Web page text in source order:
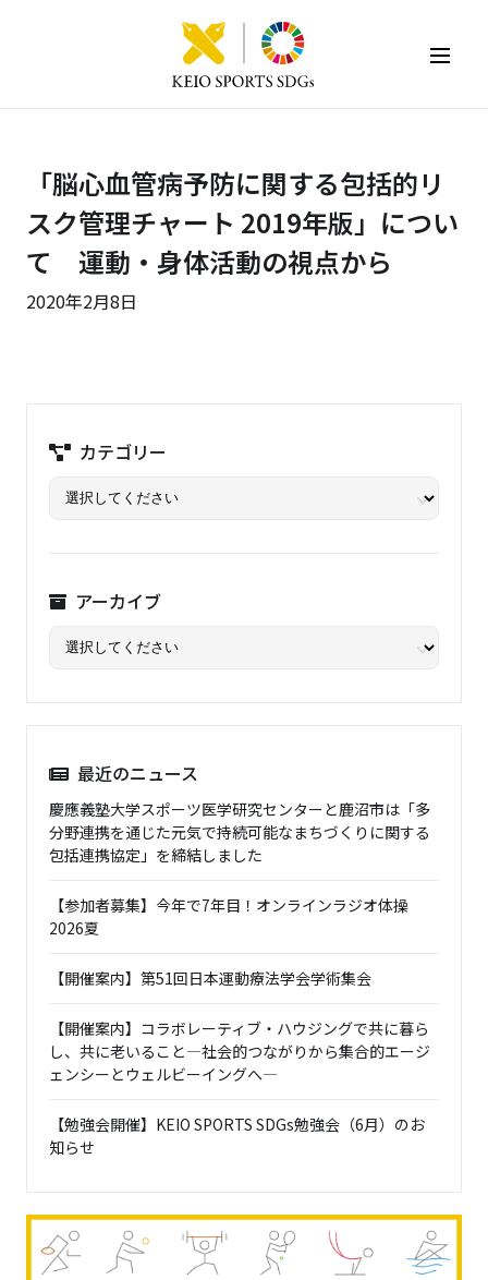
「脳心血管病予防に関する包括的リ
スク管理チャート 2019年版」につい
て 運動・身体活動の視点から
2020年2月8日
カテゴリー
アーカイブ
最近のニュース
慶應義塾大学スポーツ医学研究センターと鹿沼市は「多
分野連携を通じた元気で持続可能なまちづくりに関する
包括連携協定」を締結しました
【参加者募集】今年で7年目！オンラインラジオ体操
2026夏
【開催案内】第51回日本運動療法学会学術集会
【開催案内】コラボレーティブ・ハウジングで共に暮ら
し、共に老いること―社会的つながりから集合的エージ
ェンシーとウェルビーイングへ―
【勉強会開催】KEIO SPORTS SDGs勉強会（6月）のお
知らせ